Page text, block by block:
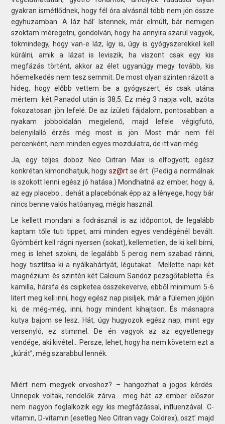
gyakran ismétlődnek, hogy fél óra alvásnál több nem jön össze
egyhuzamban. A láz hál’ Istennek, már elmúlt, bár nemigen
szoktam méregetni, gondolván, hogy ha annyira szarul vagyok,
tökmindegy, hogy van-e láz, így is, úgy is gyógyszerekkel kell
kúrálni, amik a lázat is leviszik, ha viszont csak egy kis
megfázás történt, akkor az élet ugyanúgy megy tovább, kis
hőemelkedés nem tesz semmit. De most olyan szinten rázott a
hideg, hogy előbb vettem be a gyógyszert, és csak utána
mértem: két Panadol után is 38,5. Ez még 3 napja volt, azóta
fokozatosan jön lefelé. De az ízületi fájdalom, pontosabban a
nyakam jobboldalán megjelenő, majd lefele végigfutó,
belenyilalló érzés még most is jön. Most már nem fél
percenként, nem minden egyes mozdulatra, de itt van még.
Ja, egy teljes doboz Neo Ciitran Max is elfogyott; egész
konkrétan kimondhatjuk, hogy sz@rtse ért. (Pedig a normálnak
is szokott lenni egész jó hatása.) Mondhatná az ember, hogy á,
az egy placebo… dehát a placebónak épp az a lényege, hogy bár
nincs benne valós hatóanyag, mégis használ.
Le kellett mondani a fodrásznál is az időpontot, de legalább
kaptam tőle tuti tippet, ami minden egyes vendégénél bevált.
Gyömbért kell rágni nyersen (sokat), kellemetlen, de ki kell bírni,
meg is lehet szokni, de legalább 5 percig nem szabad ráinni,
hogy tisztítsa ki a nyálkahártyát, légutakat… Mellette napi két
magnézium és szintén két Calcium Sandoz pezsgőtabletta. És
kamilla, hársfa és csipketea összekeverve, ebből minimum 5-6
litert meg kell inni, hogy egész nap pisiljek, már a fülemen jöjjön
ki, de még-még, inni, hogy mindent kihajtson. És másnapra
kutya bajom se lesz. Hát, úgy hugyozok egész nap, mint egy
versenyló, ez stimmel. De én vagyok az az egyetlenegy
vendége, aki kivétel… Persze, lehet, hogy ha nem követem ezt a
„kúrát”, még szarabbul lennék.
Miért nem megyek orvoshoz? – hangozhat a jogos kérdés.
Ünnepek voltak, rendelők zárva… meg hát az ember először
nem nagyon foglalkozik egy kis megfázással, influenzával. C-
vitamin, D-vitamin (esetleg Neo Citran vagy Coldrex), oszt’ majd